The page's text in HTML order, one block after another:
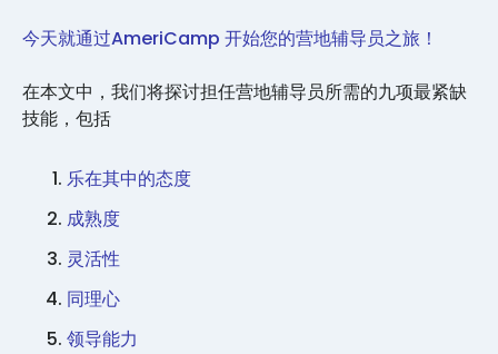
今天就通过AmeriCamp 开始您的营地辅导员之旅！
在本文中，我们将探讨担任营地辅导员所需的九项最紧缺
技能，包括
乐在其中的态度
成熟度
灵活性
同理心
领导能力